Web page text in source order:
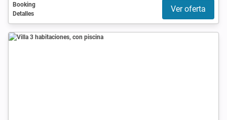
Booking
Detalles
Ver oferta